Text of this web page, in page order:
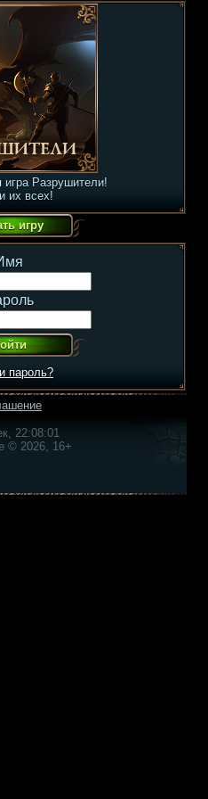
игра Разрушители!
их всех!
пароль?
22:08:01
© 2026, 16+